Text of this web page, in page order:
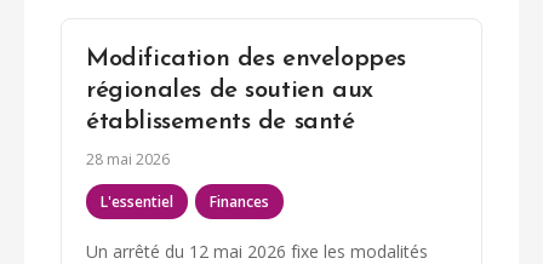
Modification des enveloppes
régionales de soutien aux
établissements de santé
28 mai 2026
L'essentiel Finances
Un arrêté du 12 mai 2026 fixe les modalités